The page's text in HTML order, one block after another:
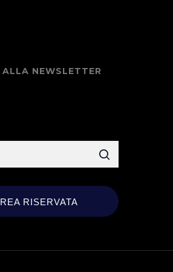
NEWSLETTER
RISERVATA